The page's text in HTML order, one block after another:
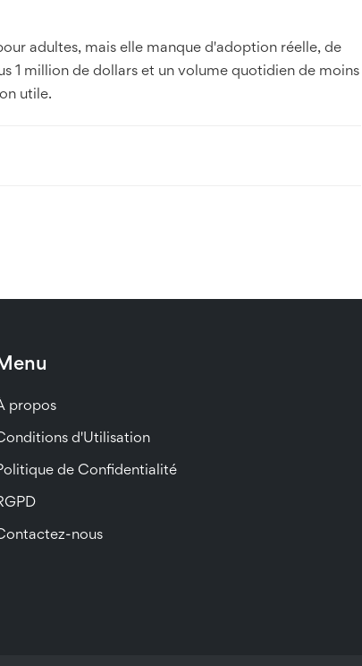
adultes, mais elle manque d'adoption réelle, de
1 million de dollars et un volume quotidien de moins
utile.
propos
d'Utilisation
de Confidentialité
nous